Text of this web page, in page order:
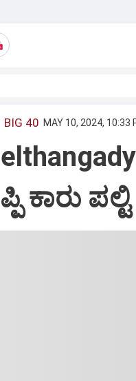
BIG 40 MAY 10, 2024, 10:33
ಕಾರು ಪಲ್ಟಿ